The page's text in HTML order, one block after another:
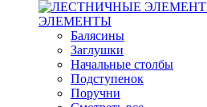
ЭЛЕМЕНТЫ
Балясины
Заглушки
Начальные столбы
Подступенок
Поручни